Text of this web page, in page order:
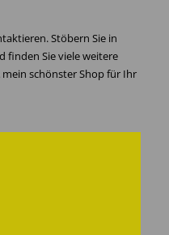
Stöbern Sie in
finden Sie viele weitere
mein schönster Shop für Ihr